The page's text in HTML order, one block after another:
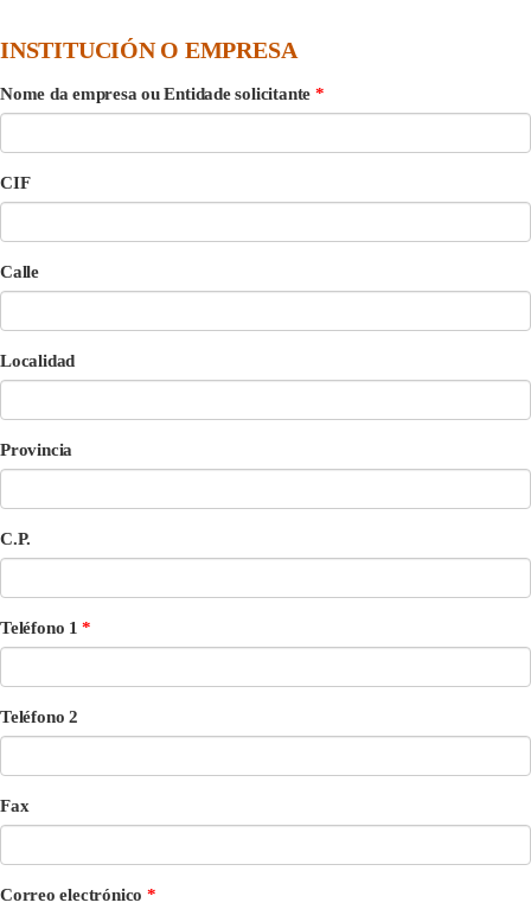
c
t
r
ó
c
INSTITUCIÓN O EMPRESA
Nome da empresa ou Entidade solicitante
CIF
Calle
Localidad
Provincia
C.P.
Teléfono 1
Teléfono 2
Fax
C
Correo electrónico